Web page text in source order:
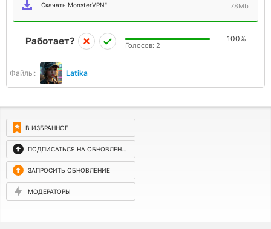
Скачать MonsterVPN" 78Mb
Файлы: Latika
Работает? 100%
Голосов: 2
В ИЗБРАННОЕ
ПОДПИСАТЬСЯ НА ОБНОВЛЕНИЯ
ЗАПРОСИТЬ ОБНОВЛЕНИЕ
МОДЕРАТОРЫ